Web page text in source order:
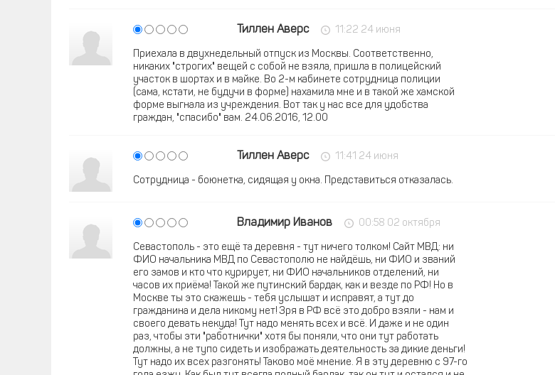
Тиллен Аверс 11:22 24 июня
Приехала в двухнедельный отпуск из Москвы. Соответственно,
никаких "строгих" вещей с собой не взяла, пришла в полицейский
участок в шортах и в майке. Во 2-м кабинете сотрудница полиции
(сама, кстати, не будучи в форме) нахамила мне и в такой же хамской
форме выгнала из учреждения. Вот так у нас все для удобства
граждан, "спасибо" вам. 24.06.2016, 12.00
Тиллен Аверс 11:41 24 июня
Сотрудница - боюнетка, сидящая у окна. Представиться отказалась.
Владимир Иванов 00:58 02 октября
Севастополь - это ещё та деревня - тут ничего толком! Сайт МВД: ни
ФИО начальника МВД по Севастополю не найдёшь, ни ФИО и званий
его замов и кто что курирует, ни ФИО начальников отделений, ни
часов их приёма! Такой же путинский бардак, как и везде по РФ! Но в
Москве ты это скажешь - тебя услышат и исправят, а тут до
гражданина и дела никому нет! Зря в РФ всё это добро взяли - нам и
своего девать некуда! Тут надо менять всех и всё. И даже и не один
раз, чтобы эти "работнички" хотя бы поняли, что они тут работать
должны, а не тупо сидеть и изображать деятельность за дикие деньги!
Тут надо их всех разгонять! Таково моё мнение. Я в эту деревню с 97-го